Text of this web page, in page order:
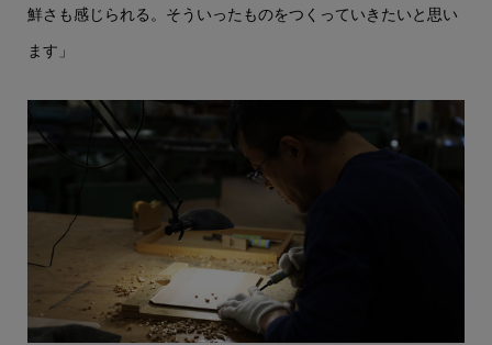
鮮さも感じられる。そういったものをつくっていきたいと思い
ます」